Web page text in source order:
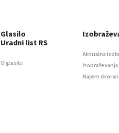
Glasilo
Uradni list RS
O glasilu
Aktualna
Najem